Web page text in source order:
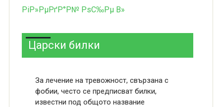
РіР»РµРґР°Р№ РѕС‰Рµ В»
Царски билки
За лечение на тревожност, свързана с
фобии, често се предписват билки,
известни под общото название